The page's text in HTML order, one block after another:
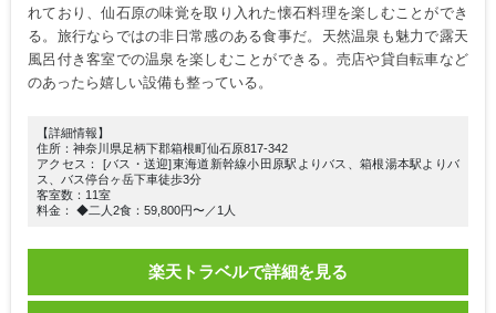
れており、仙石原の味覚を取り入れた懐石料理を楽しむことができ
る。旅行ならではの非日常感のある食事だ。天然温泉も魅力で露天
風呂付き客室での温泉を楽しむことができる。売店や貸自転車など
のあったら嬉しい設備も整っている。
【詳細情報】
住所：神奈川県足柄下郡箱根町仙石原817-342
アクセス： [バス・送迎]東海道新幹線小田原駅よりバス、箱根湯本駅よりバ
ス、バス停台ヶ岳下車徒歩3分
客室数：11室
料金： ◆二人2食：59,800円〜／1人
楽天トラベルで詳細を見る